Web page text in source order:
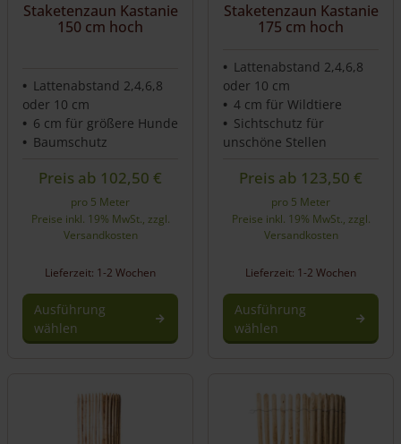
der
Produktseite
werden
Staketenzaun Kastanie
150 cm hoch
Lattenabstand 2,4,6,8
oder 10 cm
6 cm für größere Hunde
Baumschutz
Preis ab 102,50 €
pro 5 Meter
Preise inkl. 19% MwSt., zzgl.
Versandkosten
Lieferzeit: 1-2 Wochen
Ausführung
wählen
Staketenzaun Kastanie
175 cm hoch
Lattenabstand 2,4,6,8
oder 10 cm
4 cm für Wildtiere
Sichtschutz für
unschöne Stellen
Preis ab 123,50 €
pro 5 Meter
Preise inkl. 19% MwSt., zzgl.
Versandkosten
Lieferzeit: 1-2 Wochen
Ausführung
wählen